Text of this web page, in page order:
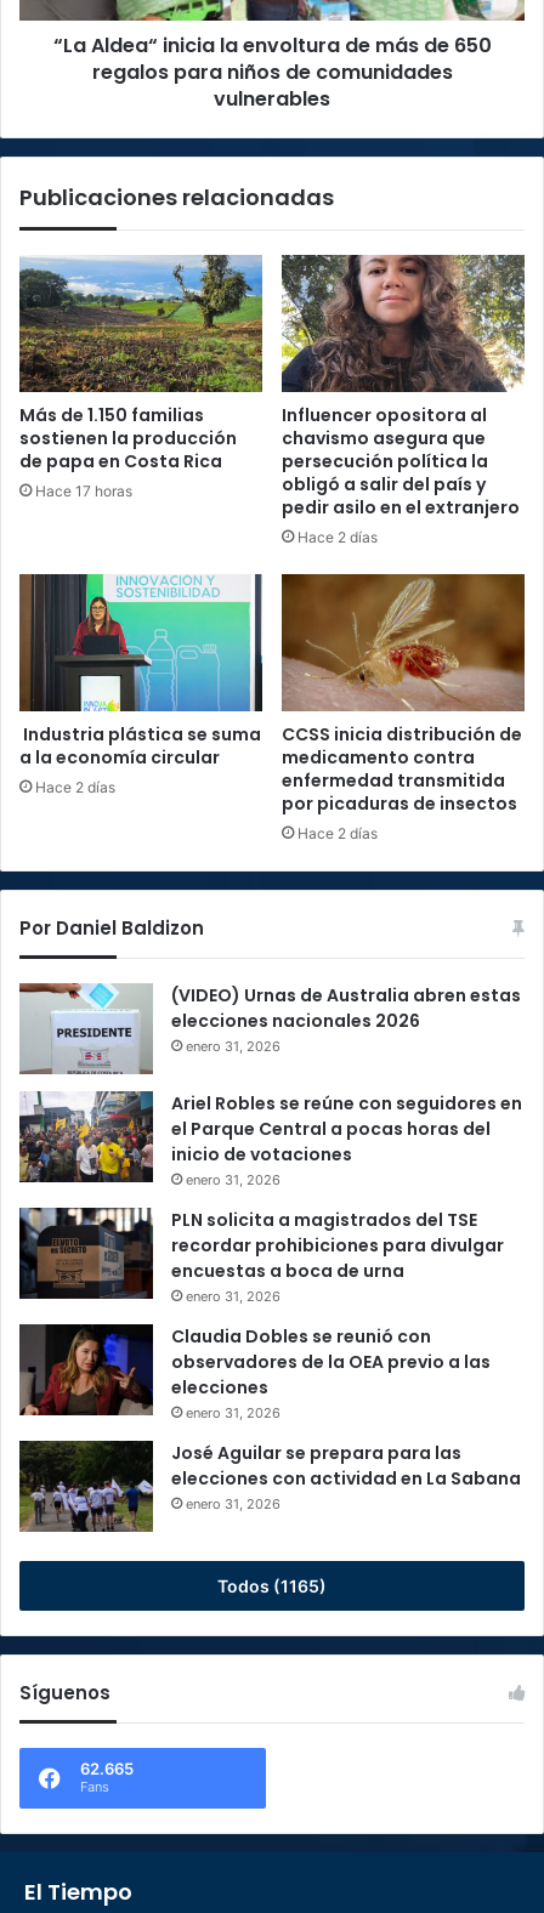
650
regalos
comunidades
“La Aldea“ inicia la envoltura de más de 650
regalos para niños de comunidades
vulnerables
Publicaciones relacionadas
Más de 1.150 familias
sostienen la producción
de papa en Costa Rica
Hace 17 horas
Influencer opositora al
chavismo asegura que
persecución política la
obligó a salir del país y
pedir asilo en el extranjero
Hace 2 días
Industria plástica se suma
a la economía circular
Hace 2 días
CCSS inicia distribución de
medicamento contra
enfermedad transmitida
por picaduras de insectos
Hace 2 días
Por Daniel Baldizon
(VIDEO) Urnas de Australia abren estas
elecciones nacionales 2026
enero 31, 2026
Ariel Robles se reúne con seguidores en
el Parque Central a pocas horas del
inicio de votaciones
enero 31, 2026
PLN solicita a magistrados del TSE
recordar prohibiciones para divulgar
encuestas a boca de urna
enero 31, 2026
Claudia Dobles se reunió con
observadores de la OEA previo a las
elecciones
enero 31, 2026
José Aguilar se prepara para las
elecciones con actividad en La Sabana
enero 31, 2026
Todos (1165)
Síguenos
62.665
Fans
El Tiempo